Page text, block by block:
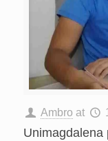
Ambro at
Unimagdalena